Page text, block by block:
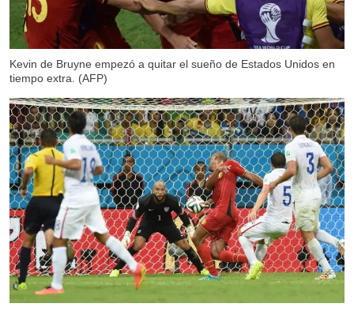
Kevin de Bruyne empezó a quitar el sueño de Estados Unidos en
tiempo extra. (AFP)